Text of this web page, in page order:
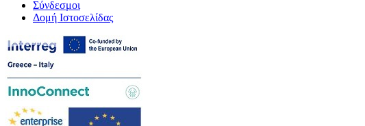
Σύνδεσμοι
Δομή Ιστοσελίδας